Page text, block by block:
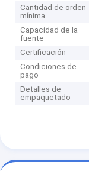
Cantidad de orden
mínima
Capacidad de la
fuente
Certificación
Condiciones de
pago
Detalles de
empaquetado